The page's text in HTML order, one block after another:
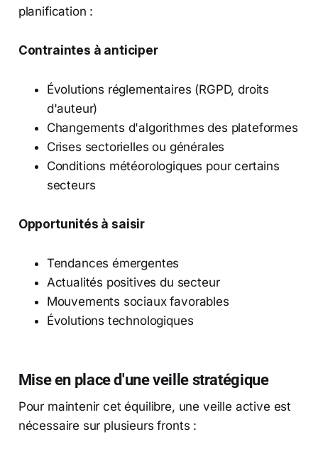
planification :
Contraintes à anticiper
Évolutions réglementaires (RGPD, droits
d'auteur)
Changements d'algorithmes des plateformes
Crises sectorielles ou générales
Conditions météorologiques pour certains
secteurs
Opportunités à saisir
Tendances émergentes
Actualités positives du secteur
Mouvements sociaux favorables
Évolutions technologiques
Mise en place d'une veille stratégique
Pour maintenir cet équilibre, une veille active est
nécessaire sur plusieurs fronts :